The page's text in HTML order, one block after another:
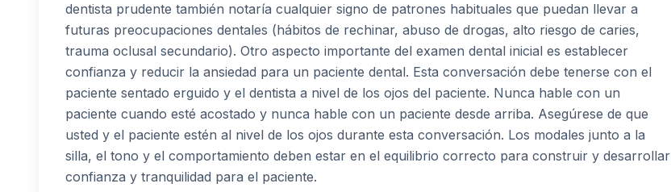
dentista prudente también notaría cualquier signo de patrones habituales que puedan llevar a
futuras preocupaciones dentales (hábitos de rechinar, abuso de drogas, alto riesgo de caries,
trauma oclusal secundario). Otro aspecto importante del examen dental inicial es establecer
confianza y reducir la ansiedad para un paciente dental. Esta conversación debe tenerse con el
paciente sentado erguido y el dentista a nivel de los ojos del paciente. Nunca hable con un
paciente cuando esté acostado y nunca hable con un paciente desde arriba. Asegúrese de que
usted y el paciente estén al nivel de los ojos durante esta conversación. Los modales junto a la
silla, el tono y el comportamiento deben estar en el equilibrio correcto para construir y desarrollar
confianza y tranquilidad para el paciente.